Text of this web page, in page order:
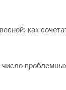
как
число